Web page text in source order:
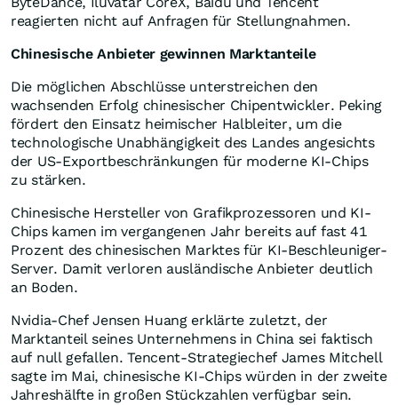
reagierten nicht auf Anfragen für Stellungnahmen.
Chinesische Anbieter gewinnen Marktanteile
Die möglichen Abschlüsse unterstreichen den
wachsenden Erfolg chinesischer Chipentwickler. Peking
fördert den Einsatz heimischer Halbleiter, um die
technologische Unabhängigkeit des Landes angesichts
der US-Exportbeschränkungen für moderne KI-Chips
zu stärken.
Chinesische Hersteller von Grafikprozessoren und KI-
Chips kamen im vergangenen Jahr bereits auf fast 41
Prozent des chinesischen Marktes für KI-Beschleuniger-
Server. Damit verloren ausländische Anbieter deutlich
an Boden.
Nvidia-Chef Jensen Huang erklärte zuletzt, der
Marktanteil seines Unternehmens in China sei faktisch
auf null gefallen. Tencent-Strategiechef James Mitchell
sagte im Mai, chinesische KI-Chips würden in der zweite
Jahreshälfte in großen Stückzahlen verfügbar sein.